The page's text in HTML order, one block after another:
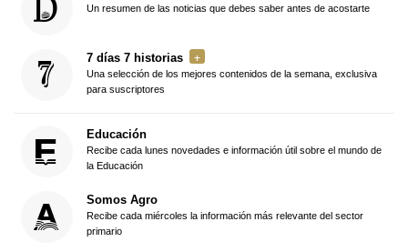
Un resumen de las noticias que debes saber antes de acostarte
7 días 7 historias
Una selección de los mejores contenidos de la semana, exclusiva
para suscriptores
Educación
Recibe cada lunes novedades e información útil sobre el mundo de
la Educación
Somos Agro
Recibe cada miércoles la información más relevante del sector
primario